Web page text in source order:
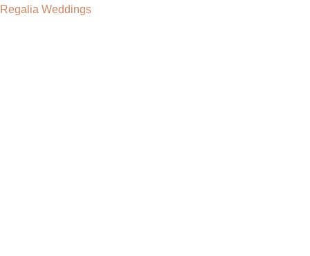
Regalia Weddings